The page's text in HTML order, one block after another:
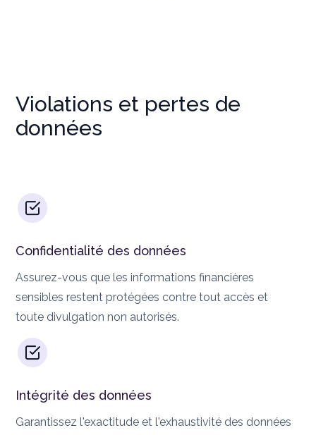
Violations et pertes de
données
Confidentialité des données
Assurez-vous que les informations financières
sensibles restent protégées contre tout accès et
toute divulgation non autorisés.
Intégrité des données
Garantissez l'exactitude et l'exhaustivité des données